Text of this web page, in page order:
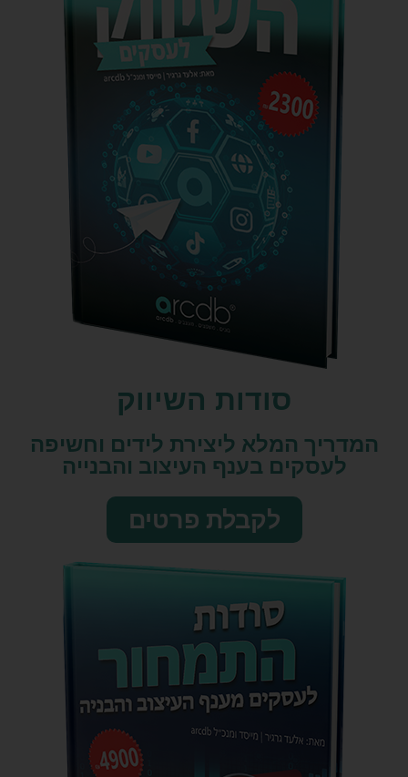
סודות השיווק​
המדריך המלא ליצירת לידים וחשיפה
לעסקים בענף העיצוב והבנייה
לקבלת פרטים